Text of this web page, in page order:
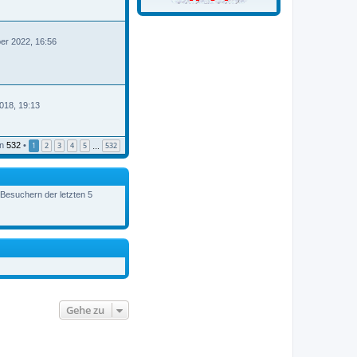
2022, 16:56
19:13
532 • 1 2 3 4 5 … 532
der letzten 5
Gehe zu